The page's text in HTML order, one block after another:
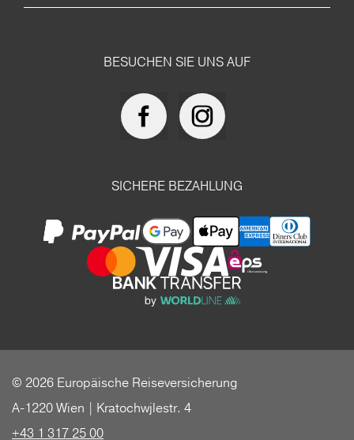
BESUCHEN SIE UNS AUF
SICHERE BEZAHLUNG
© 2026 Europäische Reiseversicherung
A-1220 Wien | Kratochwjlestr. 4
+43 1 317 25 00